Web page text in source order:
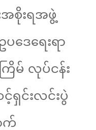
အစိုးရအဖွဲ့
ပဒေရေးရာ
ြိမ် လုပ်ငန်း
ရှင်းလင်းပွဲ
က်